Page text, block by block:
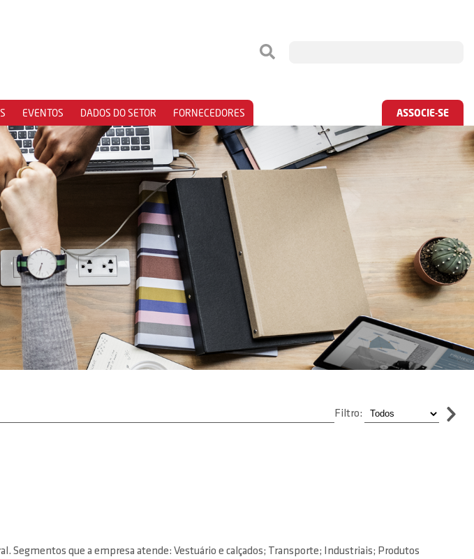
EVENTOS DADOS DO SETOR FORNECEDORES ASSOCIE-SE
Filtro:
Segmentos que a empresa atende: Vestuário e calçados; Transporte; Industriais; Produtos